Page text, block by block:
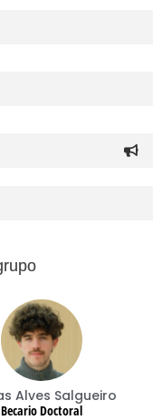
Alves Salgueiro
Becario Doctoral